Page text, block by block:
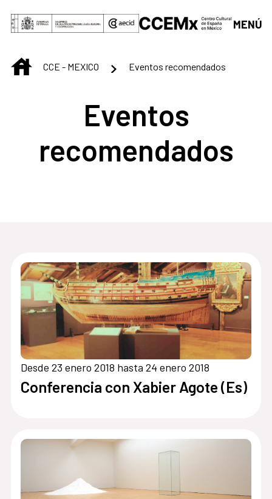
Saltar al contenido principal
MENÚ
INICIOCCE - MEXICO Eventos recomendados
Eventos
recomendados
Desde 23 enero 2018 hasta 24 enero 2018
Conferencia con Xabier Agote (Es)